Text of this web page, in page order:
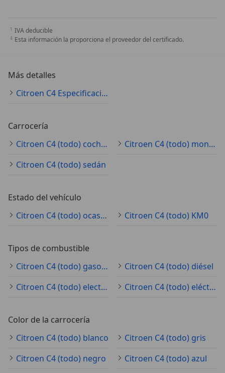
IVA deducible
Esta información la proporciona el proveedor del certificado.
Más detalles
Citroen C4 Especificaciones técnicas
Carrocería
Citroen C4 (todo) coche pequeño
Citroen C4 (todo) monovolumen
Citroen C4 (todo) sedán
Estado del vehículo
Citroen C4 (todo) ocasión
Citroen C4 (todo) KM0
Tipos de combustible
Citroen C4 (todo) gasolina
Citroen C4 (todo) diésel
Citroen C4 (todo) electro/gasolina
Citroen C4 (todo) eléctrico
Color de la carrocería
Citroen C4 (todo) blanco
Citroen C4 (todo) gris
Citroen C4 (todo) negro
Citroen C4 (todo) azul